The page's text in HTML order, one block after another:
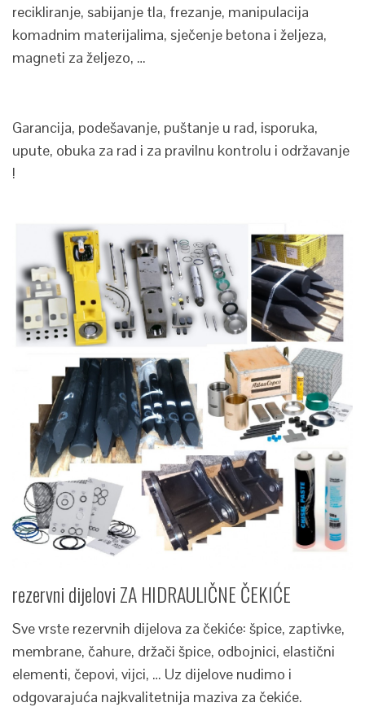
recikliranje, sabijanje tla, frezanje, manipulacija
komadnim materijalima, sječenje betona i željeza,
magneti za željezo, …
Garancija, podešavanje, puštanje u rad, isporuka,
upute, obuka za rad i za pravilnu kontrolu i održavanje
!
rezervni dijelovi ZA HIDRAULIČNE ČEKIĆE
Sve vrste rezervnih dijelova za čekiće: špice, zaptivke,
membrane, čahure, držači špice, odbojnici, elastični
elementi, čepovi, vijci, … Uz dijelove nudimo i
odgovarajuća najkvalitetnija maziva za čekiće.